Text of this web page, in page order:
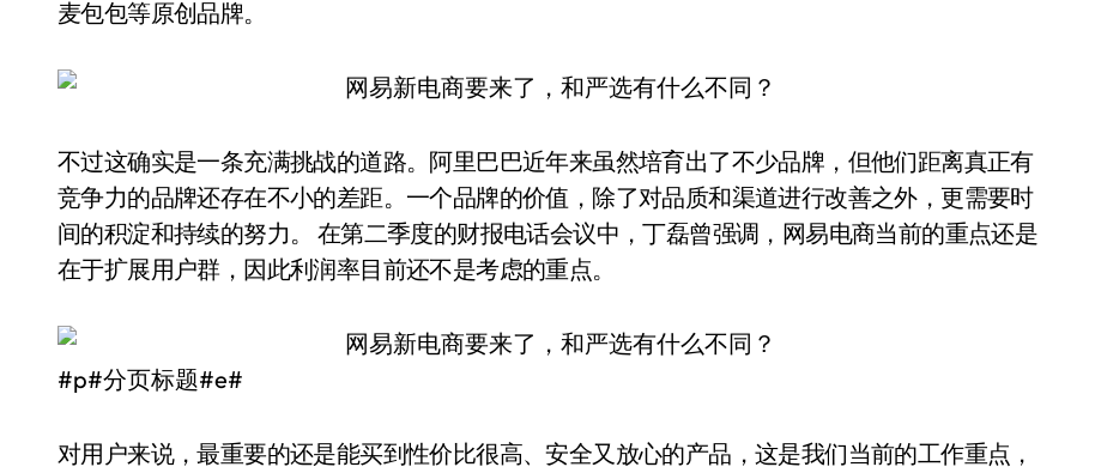
麦包包等原创品牌。
不过这确实是一条充满挑战的道路。阿里巴巴近年来虽然培育出了不少品牌，但他们距离真正有
竞争力的品牌还存在不小的差距。一个品牌的价值，除了对品质和渠道进行改善之外，更需要时
间的积淀和持续的努力。 在第二季度的财报电话会议中，丁磊曾强调，网易电商当前的重点还是
在于扩展用户群，因此利润率目前还不是考虑的重点。
#p#分页标题#e#
对用户来说，最重要的还是能买到性价比很高、安全又放心的产品，这是我们当前的工作重点，